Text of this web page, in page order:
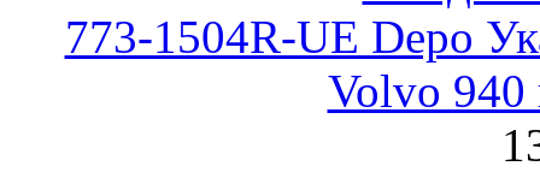
773-1504R-UE Depo
Volvo 940